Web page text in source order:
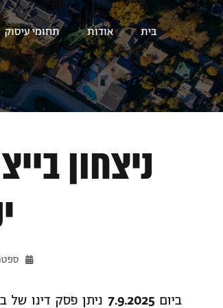
בית אודות תחומי עיסוק
ניצחון
ספטמבר
ביום ניתן פסק דינו של